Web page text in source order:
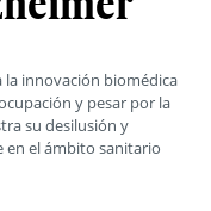
la innovación biomédica
y pesar por la
su desilusión y
en el ámbito sanitario